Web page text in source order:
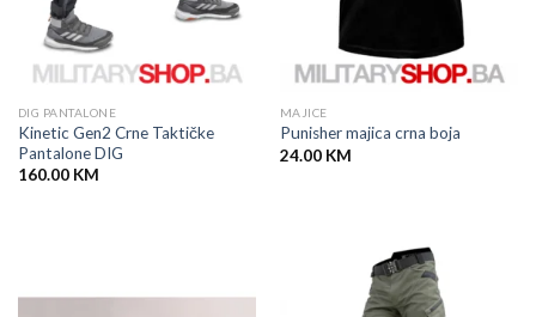
DIG PANTALONE
Kinetic Gen2 Crne Taktičke
Pantalone DIG
160.00 KM
MAJICE
Punisher majica crna boja
24.00 KM